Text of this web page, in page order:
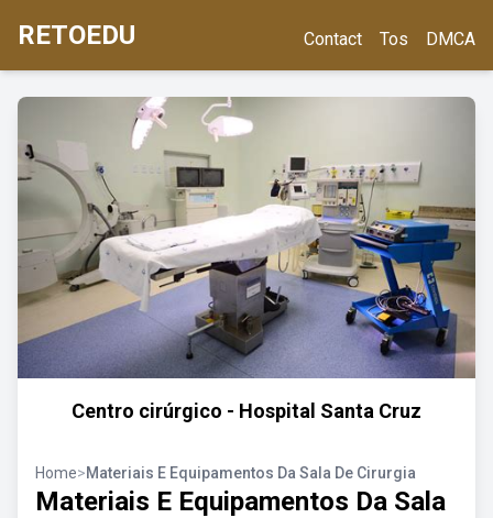
RETOEDU Contact Tos DMCA
Centro cirúrgico - Hospital Santa Cruz
Home>Materiais E Equipamentos Da Sala De Cirurgia
Materiais E Equipamentos Da Sala